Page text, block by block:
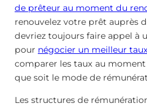
de prêteur au moment du
renouvelez votre prêt auprès
devriez toujours faire appel à
pour négocier un meilleur taux
comparer les taux au
que soit le mode de
Les structures de